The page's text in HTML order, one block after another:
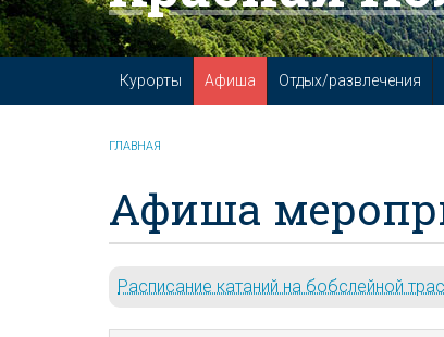
Курорты Афиша Отдых/развлечения
ГЛАВНАЯ
Афиша
Расписание катаний на бобслейной